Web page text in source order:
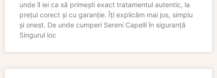
unde îl iei ca să primești exact tratamentul autentic, la
prețul corect și cu garanție. Îți explicăm mai jos, simplu
și onest. De unde cumperi Sereni Capelli în siguranță
Singurul loc